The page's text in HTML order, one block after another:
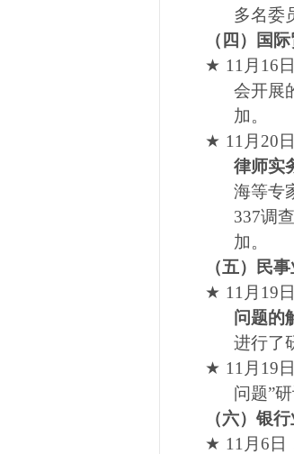
多名委
（四）国
★ 11 月 16
会开展
加。
★ 11 月 20
律师实
海等专
337调
加。
（五）民
★ 11 月 19
问题的
进行了
★ 11 月 19
问题”研
（六）银
★ 11 月 6 日